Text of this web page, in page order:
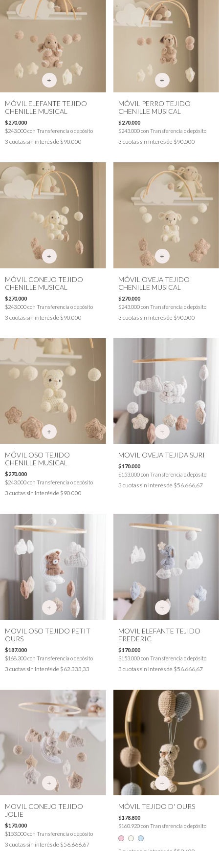
MÓVIL ELEFANTE TEJIDO
CHENILLE MUSICAL
$270.000
$243.000con Transferencia o depósito
3 cuotas sin interés de $90.000
MÓVIL PERRO TEJIDO
CHENILLE MUSICAL
$270.000
$243.000con Transferencia o depósito
3 cuotas sin interés de $90.000
MÓVIL CONEJO TEJIDO
CHENILLE MUSICAL
$270.000
$243.000con Transferencia o depósito
3 cuotas sin interés de $90.000
MÓVIL OVEJA TEJIDO
CHENILLE MUSICAL
$270.000
$243.000con Transferencia o depósito
3 cuotas sin interés de $90.000
MÓVIL OSO TEJIDO
CHENILLE MUSICAL
$270.000
$243.000con Transferencia o depósito
3 cuotas sin interés de $90.000
+
MOVIL OVEJA TEJIDA SURI
$170.000
$153.000con Transferencia o depósito
3 cuotas sin interés de $56.666,67
+
MOVIL OSO TEJIDO PETIT
OURS
$187.000
$168.300con Transferencia o depósito
3 cuotas sin interés de $62.333,33
+
MOVIL ELEFANTE TEJIDO
FREDERIC
$170.000
$153.000con Transferencia o depósito
3 cuotas sin interés de $56.666,67
+
MOVIL CONEJO TEJIDO
JOLIE
$170.000
$153.000con Transferencia o depósito
3 cuotas sin interés de $56.666,67
+
MÓVIL TEJIDO D' OURS
$178.800
$160.920con Transferencia o depósito